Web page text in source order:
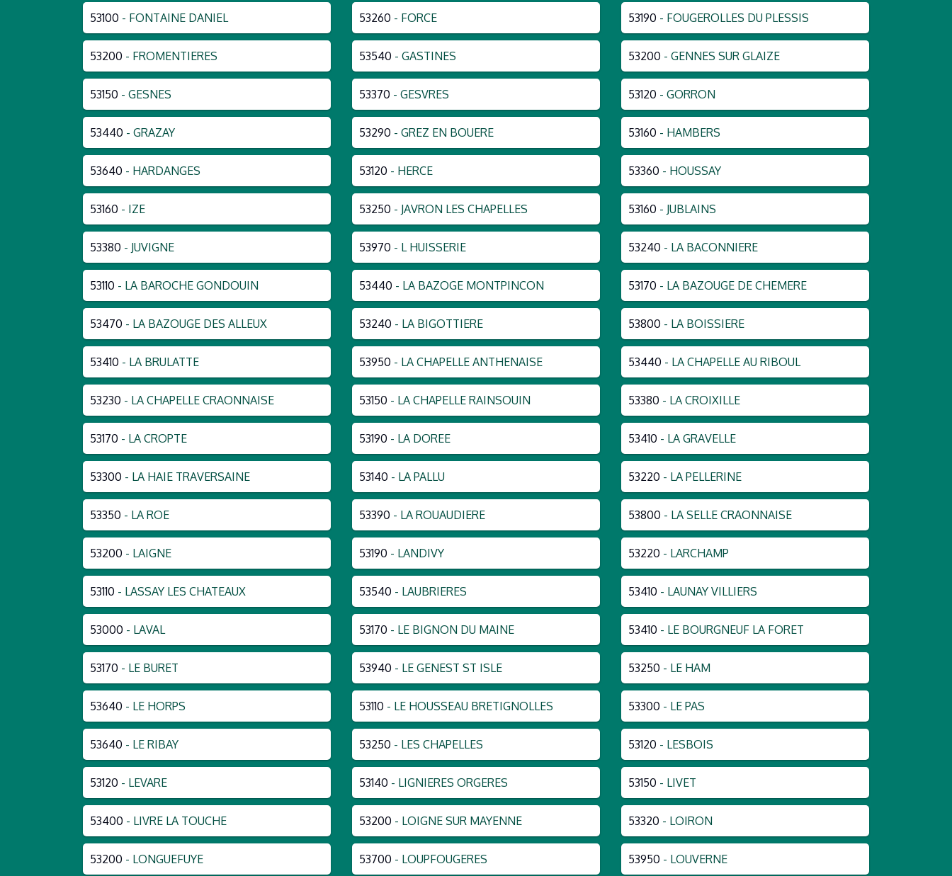
53100 - FONTAINE DANIEL 53260 - FORCE 53190 - FOUGEROLLES DU PLESSIS
53200 - FROMENTIERES 53540 - GASTINES 53200 - GENNES SUR GLAIZE
53150 - GESNES 53370 - GESVRES 53120 - GORRON
53440 - GRAZAY 53290 - GREZ EN BOUERE 53160 - HAMBERS
53640 - HARDANGES 53120 - HERCE 53360 - HOUSSAY
53160 - IZE 53250 - JAVRON LES CHAPELLES 53160 - JUBLAINS
53380 - JUVIGNE 53970 - L HUISSERIE 53240 - LA BACONNIERE
53110 - LA BAROCHE GONDOUIN 53440 - LA BAZOGE MONTPINCON 53170 - LA BAZOUGE DE CHEMERE
53470 - LA BAZOUGE DES ALLEUX 53240 - LA BIGOTTIERE 53800 - LA BOISSIERE
53410 - LA BRULATTE 53950 - LA CHAPELLE ANTHENAISE 53440 - LA CHAPELLE AU RIBOUL
53230 - LA CHAPELLE CRAONNAISE 53150 - LA CHAPELLE RAINSOUIN 53380 - LA CROIXILLE
53170 - LA CROPTE 53190 - LA DOREE 53410 - LA GRAVELLE
53300 - LA HAIE TRAVERSAINE 53140 - LA PALLU 53220 - LA PELLERINE
53350 - LA ROE 53390 - LA ROUAUDIERE 53800 - LA SELLE CRAONNAISE
53200 - LAIGNE 53190 - LANDIVY 53220 - LARCHAMP
53110 - LASSAY LES CHATEAUX 53540 - LAUBRIERES 53410 - LAUNAY VILLIERS
53000 - LAVAL 53170 - LE BIGNON DU MAINE 53410 - LE BOURGNEUF LA FORET
53170 - LE BURET 53940 - LE GENEST ST ISLE 53250 - LE HAM
53640 - LE HORPS 53110 - LE HOUSSEAU BRETIGNOLLES 53300 - LE PAS
53640 - LE RIBAY 53250 - LES CHAPELLES 53120 - LESBOIS
53120 - LEVARE 53140 - LIGNIERES ORGERES 53150 - LIVET
53400 - LIVRE LA TOUCHE 53200 - LOIGNE SUR MAYENNE 53320 - LOIRON
53200 - LONGUEFUYE 53700 - LOUPFOUGERES 53950 - LOUVERNE